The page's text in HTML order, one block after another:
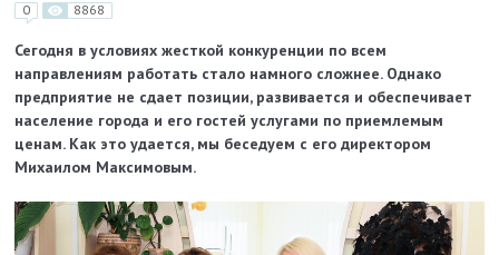
0 8868
Сегодня в условиях жесткой конкуренции по всем
направлениям работать стало намного сложнее. Однако
предприятие не сдает позиции, развивается и обеспечивает
население города и его гостей услугами по приемлемым
ценам. Как это удается, мы беседуем с его директором
Михаилом Максимовым.